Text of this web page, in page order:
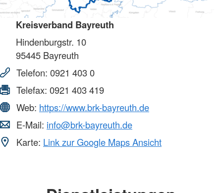
Kreisverband Bayreuth
Hindenburgstr. 10
95445 Bayreuth
Telefon: 0921 403 0
Telefax: 0921 403 419
Web: https://www.brk-bayreuth.de
E-Mail: info@brk-bayreuth.de
Karte: Link zur Google Maps Ansicht